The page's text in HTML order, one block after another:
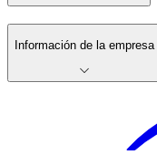
Información de la empresa